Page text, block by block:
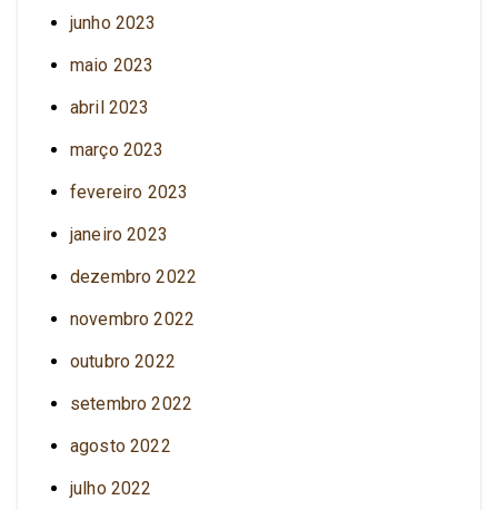
junho 2023
maio 2023
abril 2023
março 2023
fevereiro 2023
janeiro 2023
dezembro 2022
novembro 2022
outubro 2022
setembro 2022
agosto 2022
julho 2022